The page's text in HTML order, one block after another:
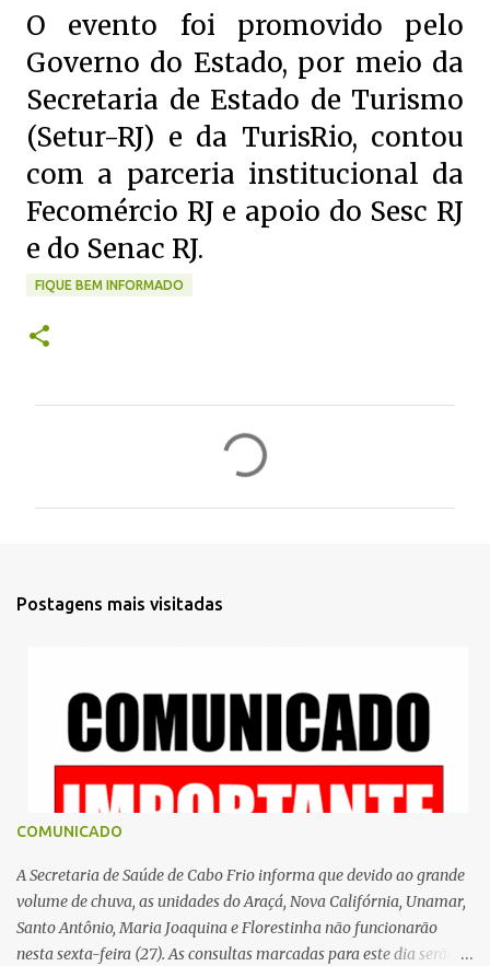
O evento foi promovido pelo
Governo do Estado, por meio da
Secretaria de Estado de Turismo
(Setur-RJ) e da TurisRio, contou
com a parceria institucional da
Fecomércio RJ e apoio do Sesc RJ
e do Senac RJ.
FIQUE BEM INFORMADO
Postagens mais visitadas
COMUNICADO
A Secretaria de Saúde de Cabo Frio informa que devido ao grande
volume de chuva, as unidades do Araçá, Nova Califórnia, Unamar,
Santo Antônio, Maria Joaquina e Florestinha não funcionarão
nesta sexta-feira (27). As consultas marcadas para este dia serão